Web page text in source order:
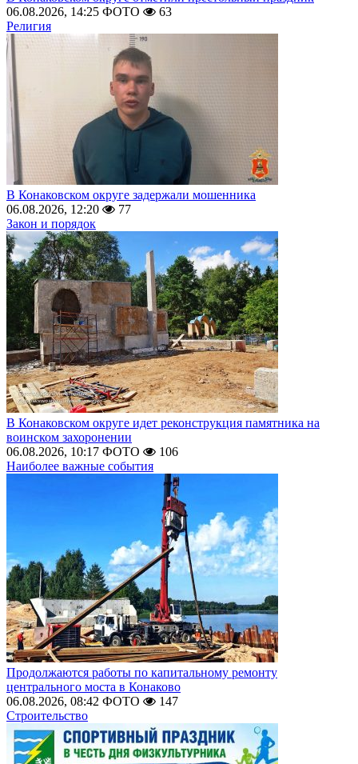
06.08.2026, 14:25 ФОТО
63
Религия
В Конаковском округе задержали мошенника
06.08.2026, 12:20
77
Закон и порядок
В Конаковском округе идет реконструкция памятника на
воинском захоронении
06.08.2026, 10:17 ФОТО
106
Наиболее важные события
Продолжаются работы по капитальному ремонту
центрального моста в Конаково
06.08.2026, 08:42 ФОТО
147
Строительство